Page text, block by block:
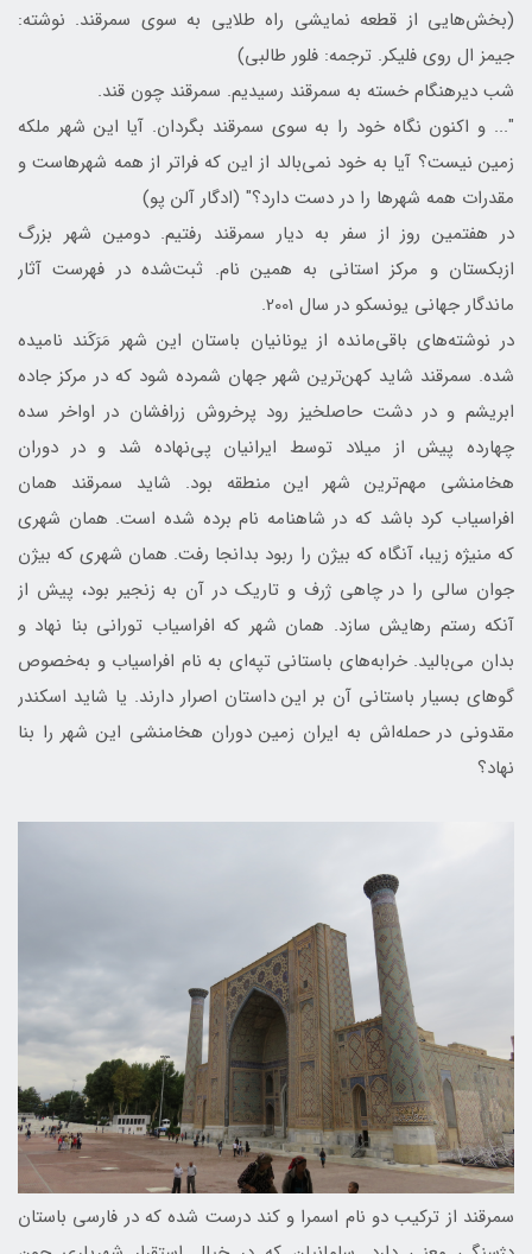
(بخش‌هایی از قطعه نمایشی راه طلایی به سوی سمرقند. نوشته:
جیمز ال روی فلیکر. ترجمه: فلور طالبی)
شب دیرهنگام خسته به سمرقند رسیدیم. سمرقند چون قند.
"... و اکنون نگاه خود را به سوی سمرقند بگردان. آیا این شهر ملکه
زمین نیست؟ آیا به خود نمی‌بالد از این که فراتر از همه شهرهاست و
مقدرات همه شهرها را در دست دارد؟" (ادگار آلن پو)
در هفتمین روز از سفر به دیار سمرقند رفتیم. دومین شهر بزرگ
ازبکستان و مرکز استانی به همین نام. ثبت‌شده در فهرست آثار
ماندگار جهانی یونسکو در سال 2001.
در نوشته‌های باقی‌مانده از یونانیان باستان این شهر مَرَکَند نامیده
شده. سمرقند شاید کهن‌ترین شهر جهان شمرده شود که در مرکز جاده
ابریشم و در دشت حاصلخیز رود پرخروش زرافشان در اواخر سده
چهارده پیش از میلاد توسط ایرانیان پی‌نهاده شد و در دوران
هخامنشی مهم‌ترین شهر این منطقه بود. شاید سمرقند همان
افراسیاب کرد باشد که در شاهنامه نام برده شده است. همان شهری
که منیژه زیبا، آنگاه که بیژن را ربود بدانجا رفت. همان شهری که بیژن
جوان سالی را در چاهی ژرف و تاریک در آن به زنجیر بود، پیش از
آنکه رستم رهایش سازد. همان شهر که افراسیاب تورانی بنا نهاد و
بدان می‌بالید. خرابه‌های باستانی تپه‌ای به نام افراسیاب و به‌خصوص
گوهای بسیار باستانی آن بر این داستان اصرار دارند. یا شاید اسکندر
مقدونی در حمله‌اش به ایران زمین دوران هخامنشی این شهر را بنا
نهاد؟
سمرقند از ترکیب دو نام اسمرا و کند درست شده که در فارسی باستان